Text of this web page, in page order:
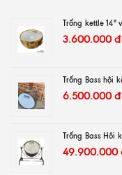
Trống kettle 14"
3.600.000đ
Trống Bass hội
6.500.000đ
Trống Bass Hôi
49.900.000